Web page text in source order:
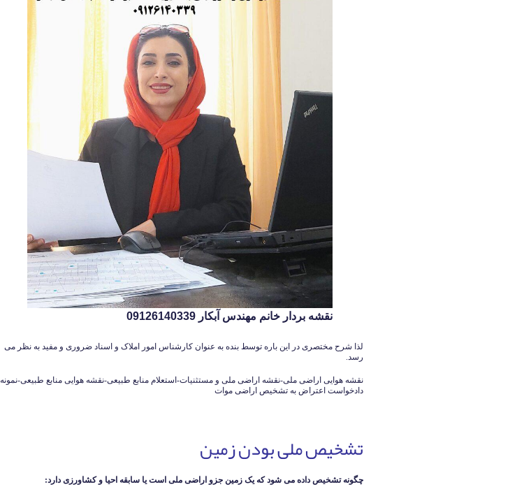
نقشه بردار خانم مهندس آبکار 09126140339
لذا شرح مختصری در این باره توسط بنده به عنوان کارشناس امور املاک و اسناد ضروری و مفید به نظر می
رسد.
نقشه هوایی اراضی ملی-نقشه اراضی ملی و مستثنیات-استعلام منابع طبیعی-نقشه هوایی منابع طبیعی-نمونه
دادخواست اعتراض به تشخیص اراضی موات
تشخیص ملی بودن زمین
چگونه تشخیص داده می شود که یک زمین جزو اراضی ملی است یا سابقه احیا و کشاورزی دارد: